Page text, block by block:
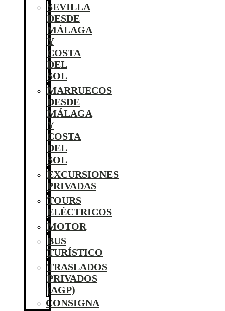
SEVILLA
DESDE
MÁLAGA
Y
COSTA
DEL
SOL
MARRUECOS
DESDE
MÁLAGA
Y
COSTA
DEL
SOL
EXCURSIONES
PRIVADAS
TOURS
ELÉCTRICOS
MOTOR
BUS
TURÍSTICO
TRASLADOS
PRIVADOS
(AGP)
CONSIGNA